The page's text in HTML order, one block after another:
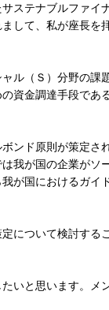
ステナブルファイ
して、私が座長を
ル（Ｓ）分野の課
資金調達手段であ
ンド原則が策定さ
我が国の企業がソ
が国におけるガイ
について検討するこ
いと思います。メ